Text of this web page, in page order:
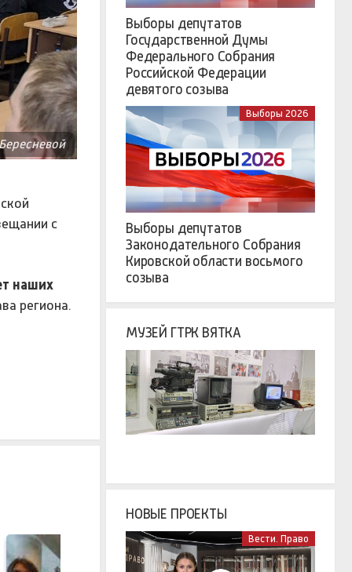
с
наших
региона.
Выборы депутатов
Государственной Думы
Федерального Собрания
Российской Федерации
девятого созыва
Выборы 2026
Выборы депутатов
Законодательного Собрания
Кировской области восьмого
созыва
МУЗЕЙ ГТРК ВЯТКА
НОВЫЕ ПРОЕКТЫ
Вести. Право